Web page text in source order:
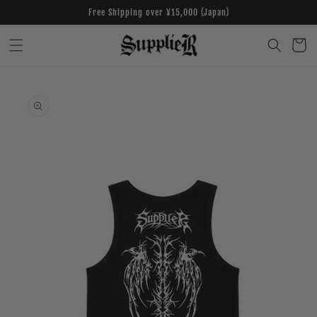
content
Free Shipping over ¥15,000 (Japan)
Cart
product
information